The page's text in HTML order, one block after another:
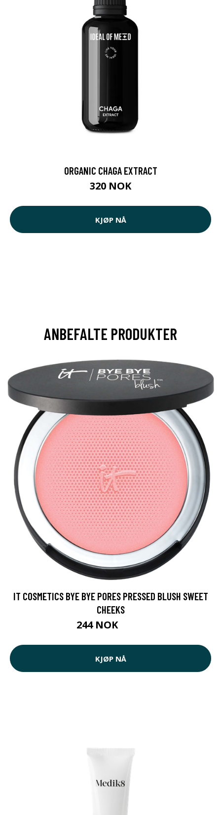
ORGANIC CHAGA EXTRACT
320 NOK
KJØP NÅ
ANBEFALTE PRODUKTER
IT COSMETICS BYE BYE PORES PRESSED BLUSH SWEET
CHEEKS
244 NOK
KJØP NÅ